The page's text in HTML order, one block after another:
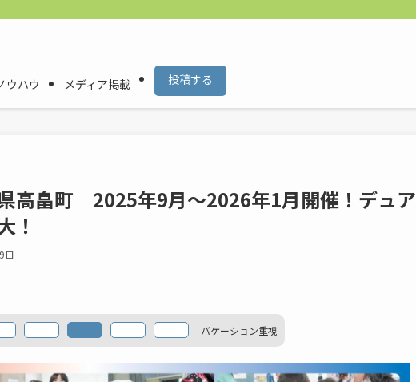
ウハウ メディア掲載 投稿する
県高畠町 2025年9月〜2026年1月開催！デュア
！
日
バケーション重視